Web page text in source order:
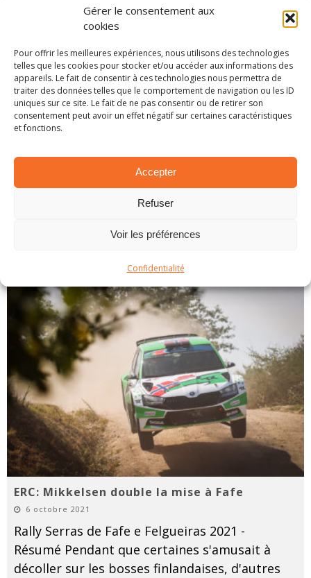
Gérer le consentement aux
cookies
Pour offrir les meilleures expériences, nous utilisons des technologies
telles que les cookies pour stocker et/ou accéder aux informations des
appareils. Le fait de consentir à ces technologies nous permettra de
traiter des données telles que le comportement de navigation ou les ID
uniques sur ce site. Le fait de ne pas consentir ou de retirer son
consentement peut avoir un effet négatif sur certaines caractéristiques
et fonctions.
Accepter
Refuser
Voir les préférences
Confidentialité
ERC: Mikkelsen s’échappe en tête du
championnat
15 octobre 2021
du calendrier, Andreas Mikkelsen a
complètement inversé la tendance.
Inscrivant, à Fafe, le maximum de points, le
LIRE PLUS...
ERC: Mikkelsen double la mise à Fafe
6 octobre 2021
Rally Serras de Fafe e Felgueiras 2021 -
Résumé Pendant que certaines s'amusait à
décoller sur les bosses finlandaises, d'autres